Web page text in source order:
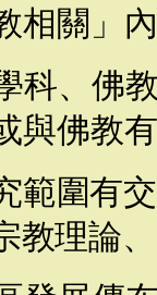
相關」
科、佛
與佛教
範圍有
教理論